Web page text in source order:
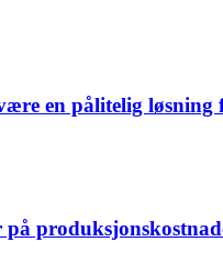
en pålitelig